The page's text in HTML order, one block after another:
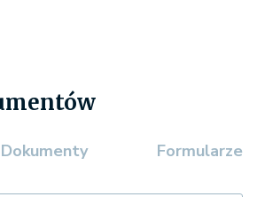
Dokumenty Formularze